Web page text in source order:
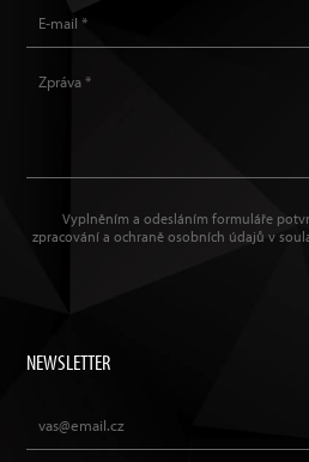
NEWSLETTER
Vyplněním a odesláním formuláře
zpracování a ochraně osobních údajů v